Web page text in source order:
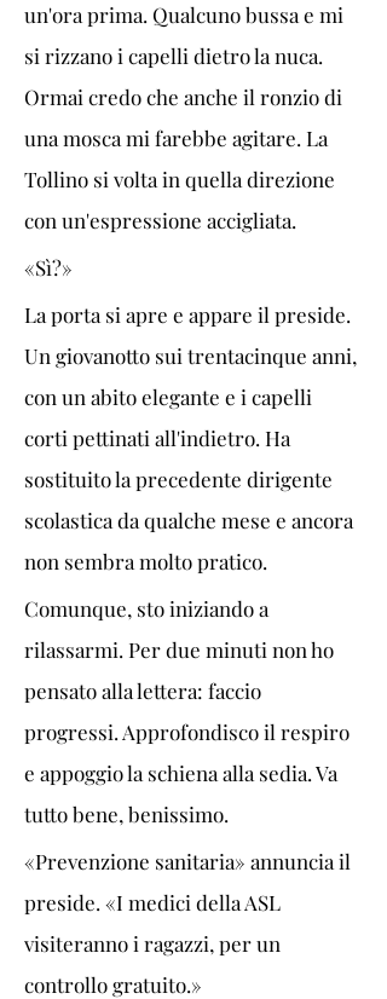
un'ora prima. Qualcuno bussa e mi
si rizzano i capelli dietro la nuca.
Ormai credo che anche il ronzio di
una mosca mi farebbe agitare. La
Tollino si volta in quella direzione
con un'espressione accigliata.
«Sì?»
La porta si apre e appare il preside.
Un giovanotto sui trentacinque anni,
con un abito elegante e i capelli
corti pettinati all'indietro. Ha
sostituito la precedente dirigente
scolastica da qualche mese e ancora
non sembra molto pratico.
Comunque, sto iniziando a
rilassarmi. Per due minuti non ho
pensato alla lettera: faccio
progressi. Approfondisco il respiro
e appoggio la schiena alla sedia. Va
tutto bene, benissimo.
«Prevenzione sanitaria» annuncia il
preside. «I medici della ASL
visiteranno i ragazzi, per un
controllo gratuito.»